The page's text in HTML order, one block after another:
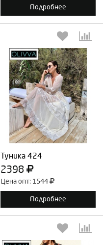
Подробнее
Туника 424
2398
Цена опт: 1544
Подробнее
Выберите количество:
Продолжить Отмена